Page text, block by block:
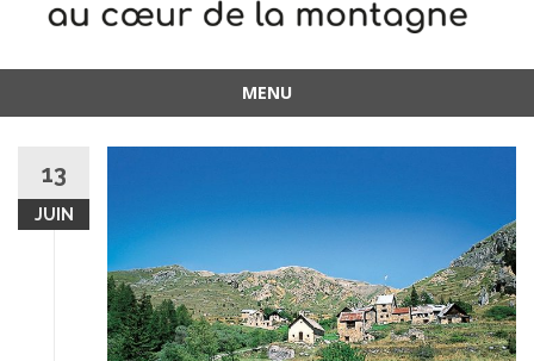
MENU
contenu
13
JUIN